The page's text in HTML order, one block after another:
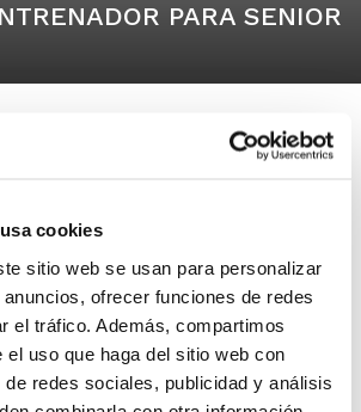
cookies
sitio web se usan para personalizar
ofrecer funciones de redes
el tráfico. Además, compartimos
el uso que haga del sitio web con
redes sociales, publicidad y análisis
PARA SENIOR
básquet club
entrenador para
B. Nuestro senior b es